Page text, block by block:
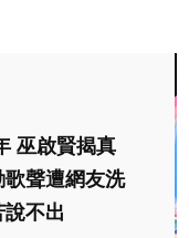
巫啟賢揭真
聲遭網友洗
不出